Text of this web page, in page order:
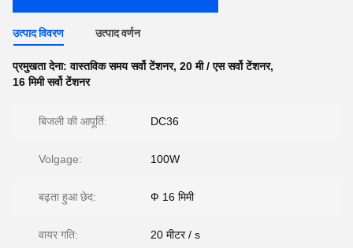
उत्पाद विवरण उत्पाद वर्णन
प्रमुखता देना:वास्तविक समय सर्वो टेंशनर, 20 मी / एस सर्वो टेंशनर,
16 मिमी सर्वो टेंशनर
बिजली की आपूर्ति: DC36
Volgage: 100W
बढ़ता हुआ छेद: Ф 16 मिमी
वायर गति: 20 मीटर / s